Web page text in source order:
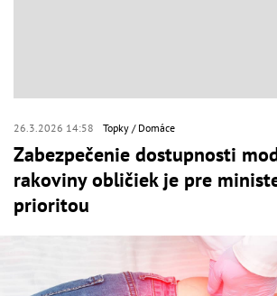
26.3.2026 14:58 Topky Domáce
Zabezpečenie dostupnosti
rakoviny obličiek je pre
prioritou